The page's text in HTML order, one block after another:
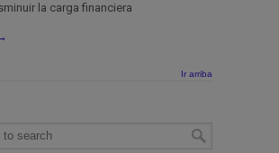
la carga financiera
Ir arriba